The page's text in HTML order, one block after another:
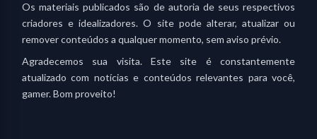
Os materiais publicados são de autoria de seus respectivos
criadores e idealizadores. O site pode alterar, atualizar ou
remover conteúdos a qualquer momento, sem aviso prévio.
Agradecemos sua visita. Este site é constantemente
atualizado com notícias e conteúdos relevantes para você,
gamer. Bom proveito!